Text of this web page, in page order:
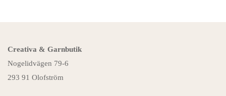
Creativa & Garnbutik
Nogelidvägen 79-6
293 91 Olofström